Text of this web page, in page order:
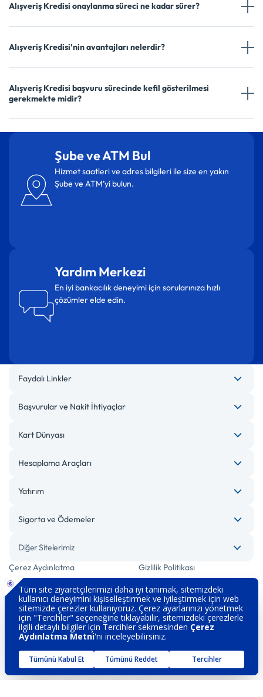
Alışveriş Kredisi onaylanma süreci ne kadar sürer?
Alışveriş Kredisi’nin avantajları nelerdir?
Alışveriş Kredisi başvuru sürecinde kefil gösterilmesi
gerekmekte midir?
Şube ve ATM Bul
Hizmet saatleri ve adres bilgileri ile size en yakın
Şube ve ATM’yi bulun.
Yardım Merkezi
En iyi bankacılık deneyimi için sorularınıza hızlı
çözümler elde edin.
Faydalı Linkler
Başvurular ve Nakit İhtiyaçlar
Kart Dünyası
Hesaplama Araçları
Yatırım
Sigorta ve Ödemeler
Diğer Sitelerimiz
Çerez Aydınlatma
Gizlilik Politikası
Bilgi Toplumu Hizmetleri Engelsiz Bankacılık
Kişisel Verilerin Korunması Güvenlik
İletişim Hakkımızda
Sözleşme ve Formlar